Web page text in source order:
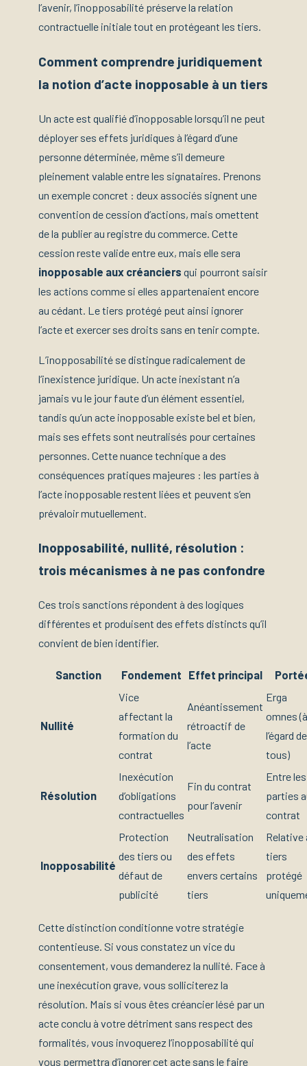
l’avenir, l’inopposabilité préserve la relation
contractuelle initiale tout en protégeant les tiers.
Comment comprendre juridiquement
la notion d’acte inopposable à un tiers
Un acte est qualifié d’inopposable lorsqu’il ne peut
déployer ses effets juridiques à l’égard d’une
personne déterminée, même s’il demeure
pleinement valable entre les signataires. Prenons
un exemple concret : deux associés signent une
convention de cession d’actions, mais omettent
de la publier au registre du commerce. Cette
cession reste valide entre eux, mais elle sera
inopposable aux créanciers qui pourront saisir
les actions comme si elles appartenaient encore
au cédant. Le tiers protégé peut ainsi ignorer
l’acte et exercer ses droits sans en tenir compte.
L’inopposabilité se distingue radicalement de
l’inexistence juridique. Un acte inexistant n’a
jamais vu le jour faute d’un élément essentiel,
tandis qu’un acte inopposable existe bel et bien,
mais ses effets sont neutralisés pour certaines
personnes. Cette nuance technique a des
conséquences pratiques majeures : les parties à
l’acte inopposable restent liées et peuvent s’en
prévaloir mutuellement.
Inopposabilité, nullité, résolution :
trois mécanismes à ne pas confondre
Ces trois sanctions répondent à des logiques
différentes et produisent des effets distincts qu’il
convient de bien identifier.
Sanction Fondement Effet principal
Nullité
Vice
affectant la
formation du
contrat
Anéantissement
rétroactif de
l’acte
Erga
omnes (à
l’égard de
tous)
Résolution
Inexécution
d’obligations
contractuelles
Fin du contrat
pour l’avenir
Entre les
parties
contrat
Inopposabilité
Protection
des tiers ou
défaut de
publicité
Neutralisation
des effets
envers certains
tiers
Relative
tiers
protégé
Cette distinction conditionne votre stratégie
contentieuse. Si vous constatez un vice du
consentement, vous demanderez la nullité. Face à
une inexécution grave, vous solliciterez la
résolution. Mais si vous êtes créancier lésé par un
acte conclu à votre détriment sans respect des
formalités, vous invoquerez l’inopposabilité qui
vous permettra d’ignorer cet acte sans le faire